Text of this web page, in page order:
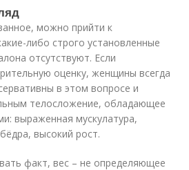
можно прийти к
либо строго установленные
отсутствуют. Если
оценку, женщины всегда
в этом вопросе и
телосложение, обладающее
выраженная мускулатура,
высокий рост.
факт, вес – не определяющее